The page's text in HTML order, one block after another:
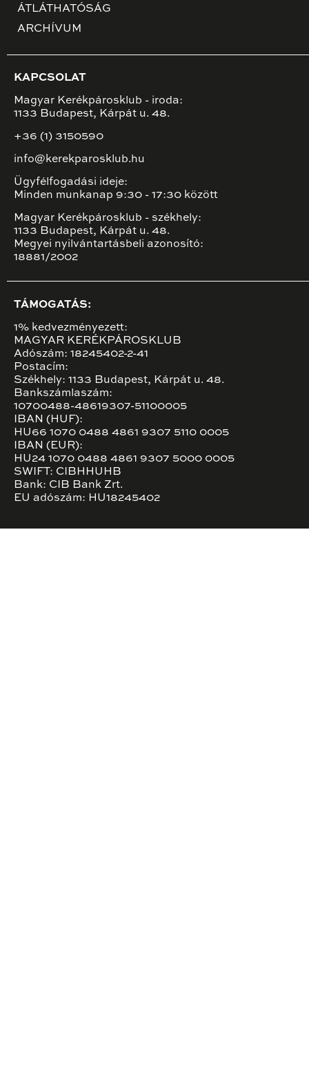
ÁTLÁTHATÓSÁG
ARCHÍVUM
KAPCSOLAT
Magyar Kerékpárosklub - iroda:
1133 Budapest, Kárpát u. 48.
+36 (1) 3150590
info@kerekparosklub.hu
Ügyfélfogadási ideje:
Minden munkanap 9:30 - 17:30 között
Magyar Kerékpárosklub - székhely:
1133 Budapest, Kárpát u. 48.
Megyei nyilvántartásbeli azonosító:
18881/2002
TÁMOGATÁS:
1% kedvezményezett:
MAGYAR KERÉKPÁROSKLUB
Adószám: 18245402-2-41
Postacím:
Székhely: 1133 Budapest, Kárpát u. 48.
Bankszámlaszám:
10700488-48619307-51100005
IBAN (HUF):
HU66 1070 0488 4861 9307 5110 0005
IBAN (EUR):
HU24 1070 0488 4861 9307 5000 0005
SWIFT: CIBHHUHB
Bank: CIB Bank Zrt.
EU adószám: HU18245402